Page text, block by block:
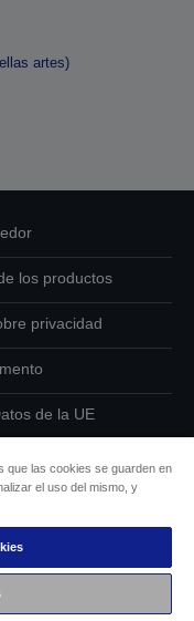
artes)
los productos
privacidad
de la UE
de Epson
Epson
que las cookies se guarden en
el uso del mismo, y